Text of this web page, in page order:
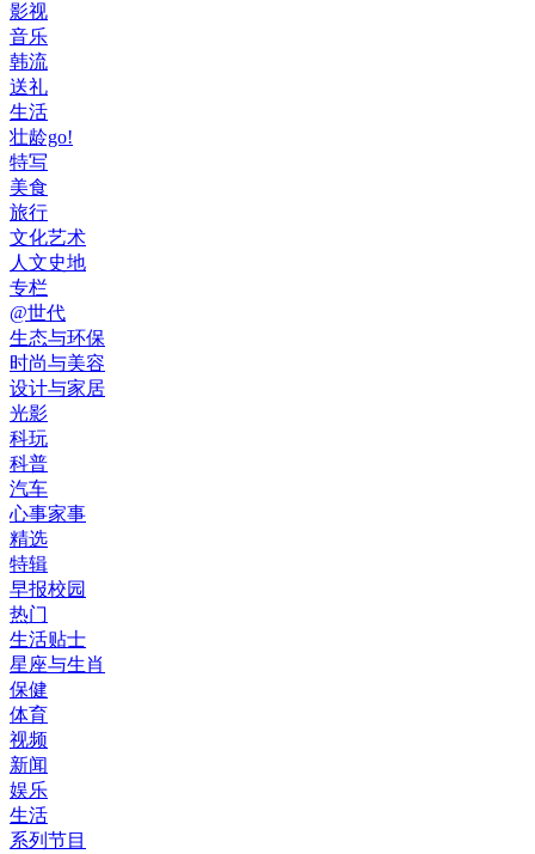
影视
音乐
韩流
送礼
生活
壮龄go!
特写
美食
旅行
文化艺术
人文史地
专栏
@世代
生态与环保
时尚与美容
设计与家居
光影
科玩
科普
汽车
心事家事
精选
特辑
早报校园
热门
生活贴士
星座与生肖
保健
体育
视频
新闻
娱乐
生活
系列节目